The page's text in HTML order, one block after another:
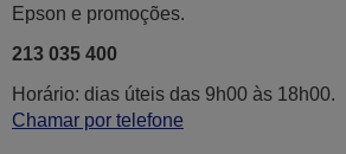
Epson e promoções.
213 035 400
Horário: dias úteis das 9h00 às 18h00.
Chamar por telefone